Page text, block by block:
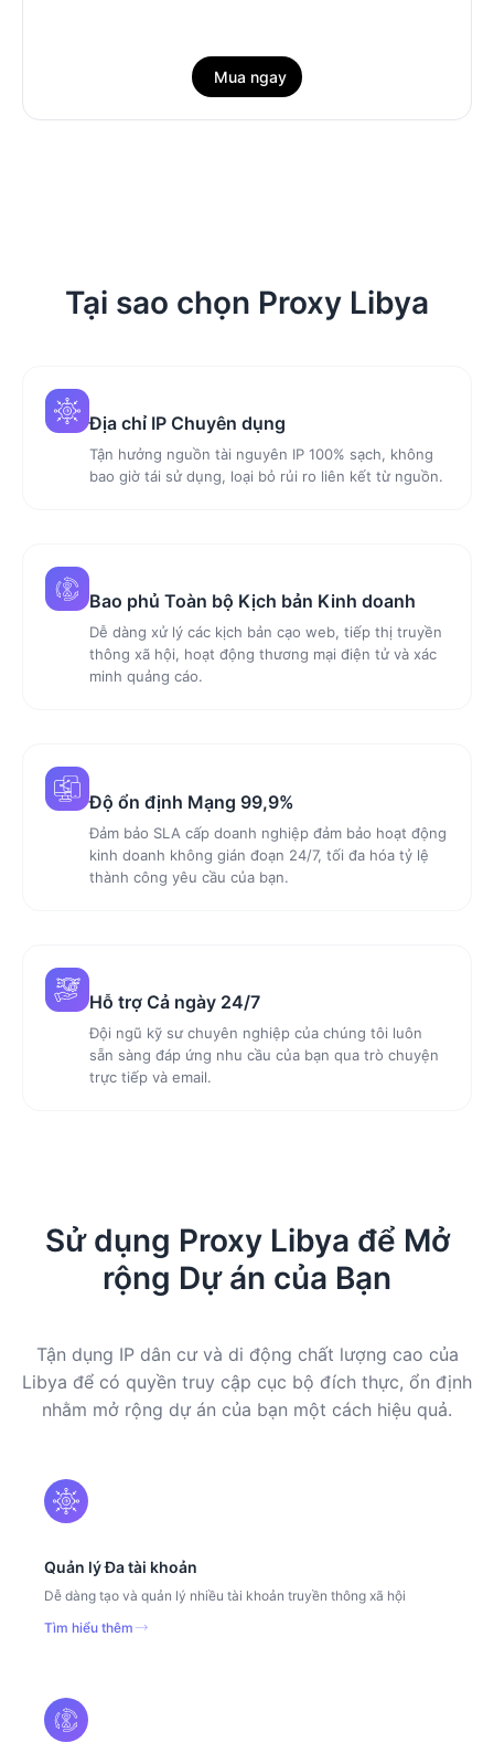
Mua ngay
Tại sao chọn Proxy Libya
Địa chỉ IP Chuyên dụng
Tận hưởng nguồn tài nguyên IP 100% sạch, không
bao giờ tái sử dụng, loại bỏ rủi ro liên kết từ nguồn.
Bao phủ Toàn bộ Kịch bản Kinh doanh
Dễ dàng xử lý các kịch bản cạo web, tiếp thị truyền
thông xã hội, hoạt động thương mại điện tử và xác
minh quảng cáo.
Độ ổn định Mạng 99,9%
Đảm bảo SLA cấp doanh nghiệp đảm bảo hoạt động
kinh doanh không gián đoạn 24/7, tối đa hóa tỷ lệ
thành công yêu cầu của bạn.
Hỗ trợ Cả ngày 24/7
Đội ngũ kỹ sư chuyên nghiệp của chúng tôi luôn
sẵn sàng đáp ứng nhu cầu của bạn qua trò chuyện
trực tiếp và email.
Sử dụng Proxy Libya để Mở
rộng Dự án của Bạn
Tận dụng IP dân cư và di động chất lượng cao của
Libya để có quyền truy cập cục bộ đích thực, ổn định
nhằm mở rộng dự án của bạn một cách hiệu quả.
Quản lý Đa tài khoản
Dễ dàng tạo và quản lý nhiều tài khoản truyền thông xã hội
Tìm hiểu thêm